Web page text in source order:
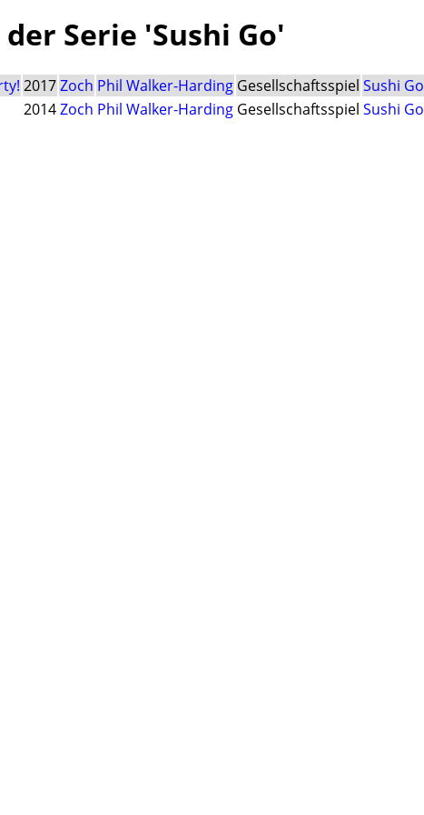
Serie 'Sushi Go'
2017Zoch Phil Walker-Harding Gesellschaftsspiel Sushi Go
2014Zoch Phil Walker-Harding Gesellschaftsspiel Sushi Go